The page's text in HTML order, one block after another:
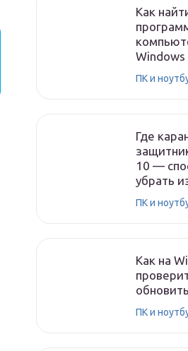
Как
Windows
ПК и
Где
10 —
убрать
ПК и
Как на
ПК и